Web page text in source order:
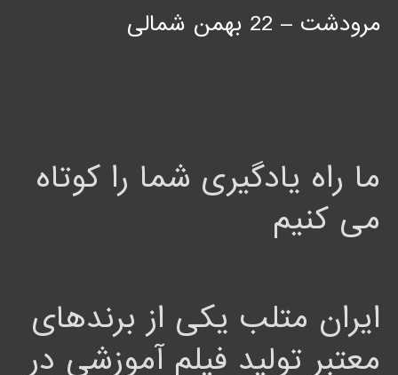
مرودشت – 22 بهمن شمالی
ما راه یادگیری شما را کوتاه
می کنیم
ایران متلب یکی از برندهای
معتبر تولید فیلم آموزشی در